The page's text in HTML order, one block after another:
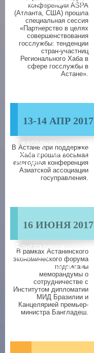
Хаба в рамках ASPA
конференции АSPA
(Атланта, США) прошла
специальная сессия
«Партнерство в целях
совершенствования
госслужбы: тенденции
стран-участниц
Регионального Хаба в
сфере госслужбы в
Астане».
13-14 АПР 2017
Ежегодная
конференция AAPA в
Астане
В Астане при поддержке
Хаба прошла восьмая
ежегодная конференция
Азиатской ассоциации
госуправления.
16 ИЮНЯ 2017
Бангладеш и
Бразилия
присоединились к
В рамках Астанинского
экономического форума
подписаны
меморандумы о
сотрудничестве c
Институтом дипломатии
МИД Бразилии и
Канцелярией премьер-
министра Бангладеш.